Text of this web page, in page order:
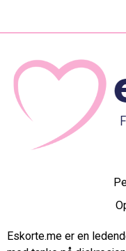
Eskorte.me er en